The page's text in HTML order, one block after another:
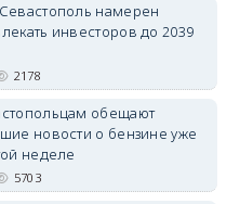
намерен
инвесторов до 2039
2178
обещают
новости о бензине уже
неделе
5703